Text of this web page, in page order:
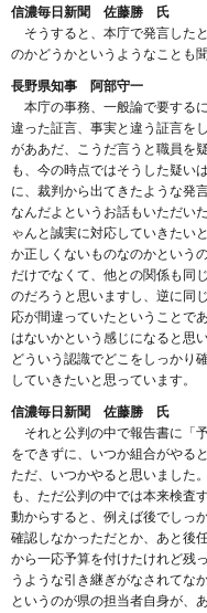
信濃毎日新聞 佐藤勝 氏
そうすると、本庁で発言した
のかどうかというようなことも
長野県知事 阿部守一
本庁の事務、一般論で要する
違った証言、事実と違う証言を
がああだ、こうだ言うと職員を
も、今の時点ではそうした疑い
に、裁判から出てきたような発
なんだよというお話もいただい
ゃんと誠実に対応していきたい
か正しくないものなのかという
だけでなくて、他との関係も同
のだろうと思いますし、逆に同
応が間違っていたということで
はないかという感じになると思
どういう認識でどこをしっかり
していきたいと思っています。
信濃毎日新聞 佐藤勝 氏
それと公判の中で報告書に「
をできずに、いつか組合がやる
ただ、いつかやると思いました
も、ただ公判の中では本来検査
動からすると、例えば後でしっ
確認しなかっただとか、あと後
から一応予算を付けたけれど残
うような引き継ぎがなされてな
というのが県の担当者自身が、